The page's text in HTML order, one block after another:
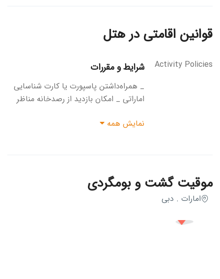
قوانین اقامتی در هتل
Activity Policies شرایط و مقررات
_ همراه‌داشتن پاسپورت یا کارت شناسایی
اماراتی _ امکان بازدید از رصدخانه مناظر
نیاز به رضایت و همراهی والدین برای افراد
برای استفاده از سرسره شیشه‌ای _ استفاده
از لباس‌های راحت و کفش هایی که
نمایش همه
موقیت گشت و بومگردی
امارات . دبی